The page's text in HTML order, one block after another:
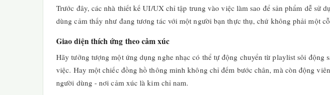
Trước đây, các nhà thiết kế UI/UX chỉ tập trung vào việc làm sao để sản phẩm dễ
dùng cảm thấy như đang tương tác với một người bạn thực thụ, chứ không phải một
Giao diện thích ứng theo cảm xúc
Hãy tưởng tượng một ứng dụng nghe nhạc có thể tự động chuyển từ playlist sôi
việc. Hay một chiếc đồng hồ thông minh không chỉ đếm bước chân, mà còn động
người dùng - nơi cảm xúc là kim chỉ nam.